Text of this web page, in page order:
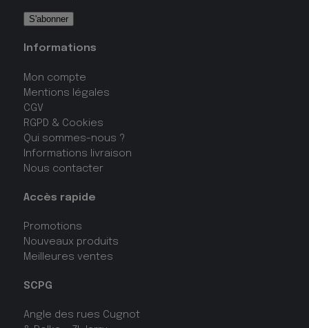
Informations
Mon compte
Mentions légales
CGV
RGPD & Cookies
Qui sommes-nous ?
Informations livraison
Nous contacter
Accès rapide
Promotions
Nouveaux produits
Meilleures ventes
SCPG
Angle des rues Cugnot